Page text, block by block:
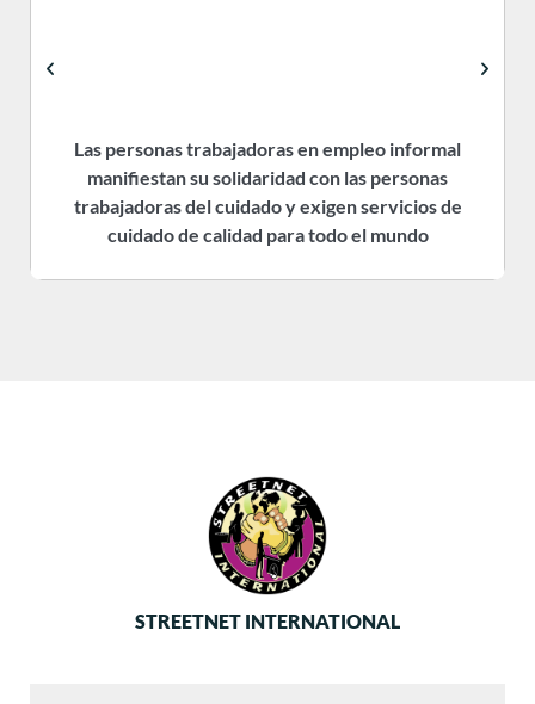
Las personas trabajadoras en empleo informal
manifiestan su solidaridad con las personas
trabajadoras del cuidado y exigen servicios de
cuidado de calidad para todo el mundo
STREETNET INTERNATIONAL